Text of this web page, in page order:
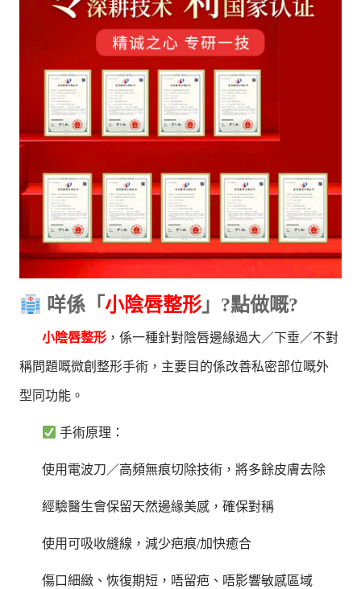
咩係「小陰唇整形」?點做嘅?
小陰唇整形 ，係一種針對陰唇邊緣過大／下垂／不對
稱問題嘅微創整形手術，主要目的係改善私密部位嘅外
型同功能。
手術原理：
使用電波刀／高頻無痕切除技術，將多餘皮膚去除
經驗醫生會保留天然邊緣美感，確保對稱
使用可吸收縫線，減少疤痕/加快癒合
傷口細緻、恢復期短，唔留疤、唔影響敏感區域